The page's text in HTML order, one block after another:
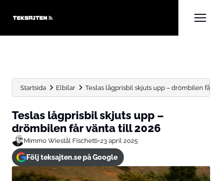
Startsida Elbilar Teslas lågprisbil skjuts upp – drömbilen får
Teslas lågprisbil skjuts upp –
drömbilen får vänta till 2026
Mimmo Wiestål Fischetti•23 april 2025
Följ teksajten.se på Google